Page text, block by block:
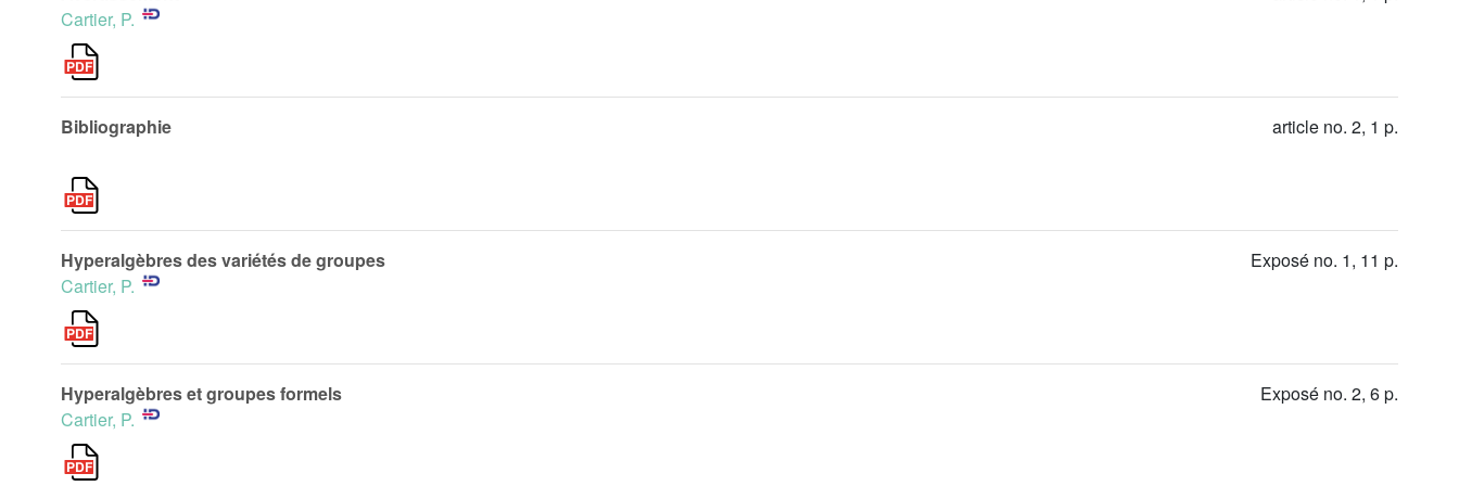
Cartier, P.
Bibliographie article no. 2, 1 p.
Hyperalgèbres des variétés de groupes
Cartier, P.
Exposé no. 1, 11 p.
Hyperalgèbres et groupes formels
Cartier, P.
Exposé no. 2, 6 p.